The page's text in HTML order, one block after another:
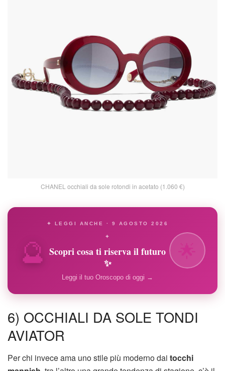
CHANEL occhiali da sole rotondi in acetato (1.060 €)
🔮
✦ LEGGI ANCHE · 9 AGOSTO 2026
✦
Scopri cosa ti riserva il futuro
✨
Leggi il tuo Oroscopo di oggi →
6) OCCHIALI DA SOLE TONDI
AVIATOR
Per chi invece ama uno stile più moderno dai tocchi